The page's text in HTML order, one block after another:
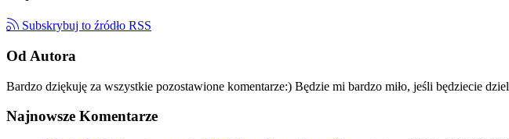
Subskrybuj to źródło RSS
Od Autora
Bardzo dziękuję za wszystkie pozostawione komentarze:) Będzie mi bardzo miło, jeśli będziecie
Najnowsze Komentarze